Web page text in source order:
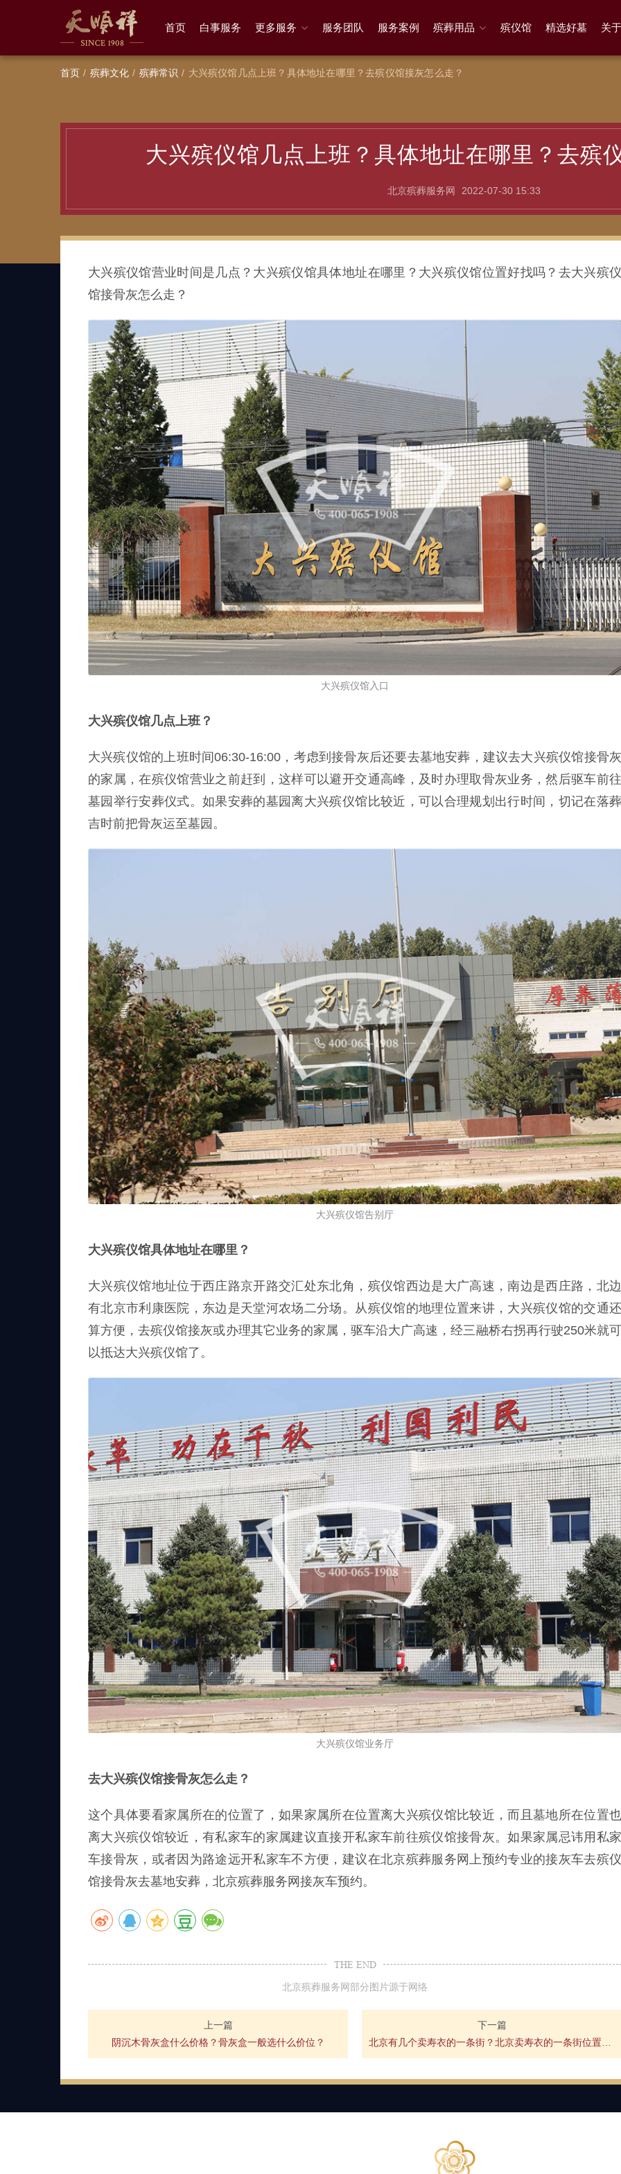
首页 白事服务 更多服务 服务团队 服务案例 殡葬用品 殡仪馆 精选好墓 关
首页 殡葬文化 殡葬常识 大兴殡仪馆几点上班？具体地址在哪里？去殡仪馆接灰怎么走？
大兴殡仪馆几点上班？具体地址在哪里？去殡
北京殡葬服务网 2022-07-30 15:33
大兴殡仪馆营业时间是几点？大兴殡仪馆具体地址在哪里？大兴殡仪馆位置好找吗？去大兴殡仪
馆接骨灰怎么走？
大兴殡仪馆入口
大兴殡仪馆几点上班？
大兴殡仪馆的上班时间06:30-16:00，考虑到接骨灰后还要去墓地安葬，建议去大兴殡仪馆接骨灰
的家属，在殡仪馆营业之前赶到，这样可以避开交通高峰，及时办理取骨灰业务，然后驱车前往
墓园举行安葬仪式。如果安葬的墓园离大兴殡仪馆比较近，可以合理规划出行时间，切记在落葬
吉时前把骨灰运至墓园。
大兴殡仪馆告别厅
大兴殡仪馆具体地址在哪里？
大兴殡仪馆地址位于西庄路京开路交汇处东北角，殡仪馆西边是大广高速，南边是西庄路，北边
有北京市利康医院，东边是天堂河农场二分场。从殡仪馆的地理位置来讲，大兴殡仪馆的交通还
算方便，去殡仪馆接灰或办理其它业务的家属，驱车沿大广高速，经三融桥右拐再行驶250米就可
以抵达大兴殡仪馆了。
大兴殡仪馆业务厅
去大兴殡仪馆接骨灰怎么走？
这个具体要看家属所在的位置了，如果家属所在位置离大兴殡仪馆比较近，而且墓地所在位置也
离大兴殡仪馆较近，有私家车的家属建议直接开私家车前往殡仪馆接骨灰。如果家属忌讳用私家
车接骨灰，或者因为路途远开私家车不方便，建议在北京殡葬服务网上预约专业的接灰车去殡仪
馆接骨灰去墓地安葬，北京殡葬服务网接灰车预约。
THE END
北京殡葬服务网部分图片源于网络
上一篇
阴沉木骨灰盒什么价格？骨灰盒一般选什么价位？
下一篇